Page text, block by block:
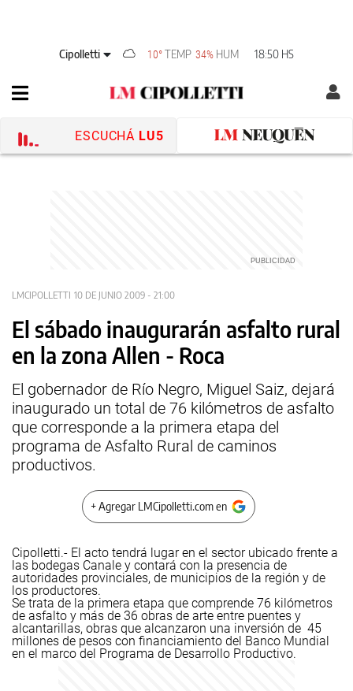
Cipolletti 10°TEMP 34% HUM 18:50 HS
ESCUCHÁ LU5
LMCIPOLLETTI 10 DE JUNIO 2009 - 21:00
El sábado inaugurarán asfalto rural
en la zona Allen - Roca
El gobernador de Río Negro, Miguel Saiz, dejará
inaugurado un total de 76 kilómetros de asfalto
que corresponde a la primera etapa del
programa de Asfalto Rural de caminos
productivos.
+ Agregar LMCipolletti.com en
Cipolletti.- El acto tendrá lugar en el sector ubicado frente a
las bodegas Canale y contará con la presencia de
autoridades provinciales, de municipios de la región y de
los productores.
Se trata de la primera etapa que comprende 76 kilómetros
de asfalto y más de 36 obras de arte entre puentes y
alcantarillas, obras que alcanzaron una inversión de 45
millones de pesos con financiamiento del Banco Mundial
en el marco del Programa de Desarrollo Productivo.